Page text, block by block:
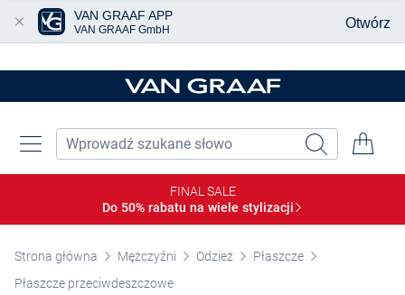
FINAL SALE
Do 50% rabatu na wiele stylizacji
Strona główna Mężczyźni Odzież
Płaszcze
Płaszcze przeciwdeszczowe
VAN GRAAF APP
VAN GRAAF GmbH Otwórz